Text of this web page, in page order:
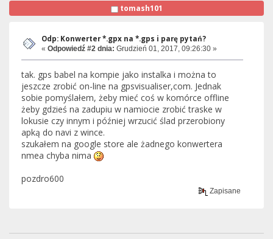
tomash101
Odp: Konwerter *.gpx na *.gps i parę pytań?
« Odpowiedź #2 dnia: Grudzień 01, 2017, 09:26:30 »
tak. gps babel na kompie jako instalka i można to
jeszcze zrobić on-line na gpsvisualiser,com. Jednak
sobie pomyślałem, żeby mieć coś w komórce offline
żeby gdzieś na zadupiu w namiocie zrobić traske w
lokusie czy innym i później wrzucić ślad przerobiony
apką do navi z wince.
szukałem na google store ale żadnego konwertera
nmea chyba nima
pozdro600
Zapisane